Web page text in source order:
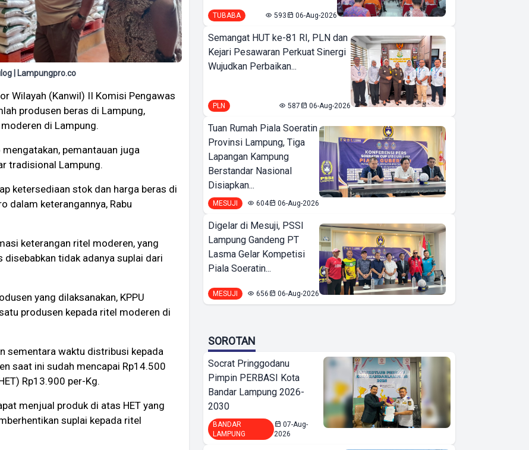
| Lampungpro.co
Wilayah (Kanwil) II Komisi Pengawas
produsen beras di Lampung,
di Lampung.
mengatakan, pemantauan juga
tradisional Lampung.
ketersediaan stok dan harga beras di
dalam keterangannya, Rabu
keterangan ritel moderen, yang
tidak adanya suplai dari
yang dilaksanakan, KPPU
produsen kepada ritel moderen di
sementara waktu distribusi kepada
saat ini sudah mencapai Rp14.500
Rp13.900 per-Kg.
menjual produk di atas HET yang
suplai kepada ritel
TUBABA 593 06-Aug-2026
Semangat HUT ke-81 RI, PLN dan
Kejari Pesawaran Perkuat Sinergi
Wujudkan Perbaikan...
PLN 587 06-Aug-2026
Tuan Rumah Piala Soeratin
Provinsi Lampung, Tiga
Lapangan Kampung
Berstandar Nasional
Disiapkan...
MESUJI 604 06-Aug-2026
Digelar di Mesuji, PSSI
Lampung Gandeng PT
Lasma Gelar Kompetisi
Piala Soeratin...
MESUJI 656 06-Aug-2026
SOROTAN
Socrat Pringgodanu
Pimpin PERBASI Kota
Bandar Lampung 2026-
2030
BANDAR
LAMPUNG
07-Aug-
2026